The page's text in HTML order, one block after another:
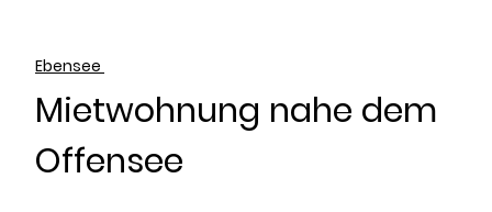
Ebensee
Mietwohnung nahe dem
Offensee